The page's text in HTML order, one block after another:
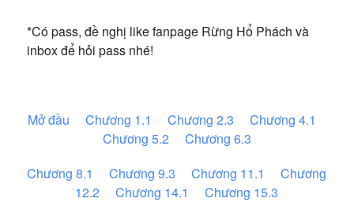
*Có pass, đề nghị like fanpage Rừng Hổ Phách và
inbox để hỏi pass nhé!
Mở đầu Chương 1.1 Chương 2.3
Chương 4.1
Chương 5.2
Chương 6.3
Chương 8.1
Chương 9.3 Chương 11.1
Chương
12.2
Chương 14.1
Chương 15.3